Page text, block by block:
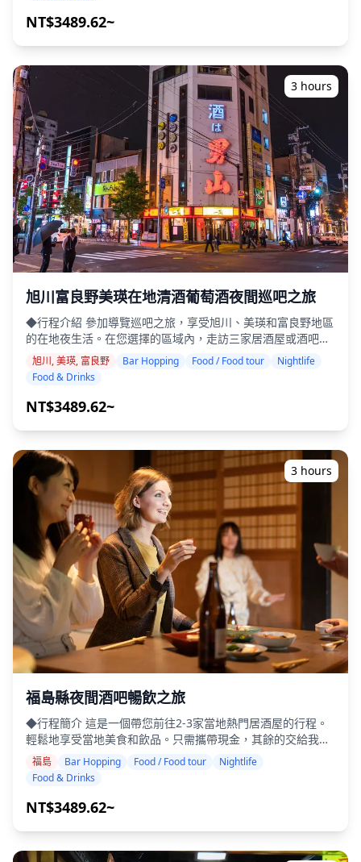
08a2f4491572.jpg?w=1200&h=800&fit=crop&q=80) ![]
5d5cfb71f209.jpg?w=1200&h=800&fit=crop&q=80) ![]
(https://assets.hldycdn.com/d4df9c69-10c0-4afc-930e-
e97301c8dbd5.jpg?w=1200&h=800&fit=crop&q=80)
也能讓您安心 ・小團體旅遊確保更個人化和真實的體驗 ◆費
與當地導遊一起參觀2-3個地方，例如美食攤、居酒屋或酒吧
◆費用不包含 ・飯店接送 ・小費 ・交通費用 ・旅遊費用中未
包含的額外飲品或餐點 ・個人開銷或購物 ◆其他資訊 ・本次
旅行的最多參加人數為8人。 ・兒童必須由成人陪同。 ・僅向
20歲及以上的參與者提供酒精飲料（日本的法定飲酒年齡）。
・請注意，餐點是在與Holiday Travel分開的廚房準備的，因
此我們無法保證無過敏餐點或滿足飲食限制。 ◆青森縣 – 美食
與夜生活 在青森市，本町區是該縣最大的夜生活中心，居酒屋
和小吃店供應扇貝、魷魚和其他海鮮，並搭配當地清酒。在弘
前，城堡小鎮的氛圍為寧靜的酒館奠定了基礎，而蘋果雞尾酒
是當地的特色菜。八戶以其“橫丁”小巷而聞名，例如長橫丁和
三六橫丁，兩旁林立著適合酒吧暢飲的小酒吧。 在津輕和下
北，當地的居酒屋突出了當地風味和熱情款待，使青森的夜生
活變得多樣化且引人入勝。 有些地方可能不會說英語，但在當
地導遊的帶領下，您可以放鬆身心並享受。在某些地區，酒吧
可能有限，因此我們將檢查是否可以進行酒吧暢飲。請隨時預
訂。
NT$3489.62~
3 hours
旭川富良野美瑛在地清酒葡萄酒夜間巡吧之旅
◆行程介紹 參加導覽巡吧之旅，享受旭川、美瑛和富良野地區
的在地夜生活。在您選擇的區域內，走訪三家居酒屋或酒吧，
品嚐使用新鮮北海道食材製作的當地特色料理，搭配富良野葡
萄酒和當地清酒。本次行程還提供獨特的機會，讓您發現大多
在旭川、美瑛和富良野地區內您選擇的地點，走訪三家居酒屋
密而真實的體驗 ・享用富良野葡萄酒、當地清酒和北海道料
理，如成吉思汗烤肉（烤羊肉） ・從導遊那裡了解當地文化和
餐飲禮儀 ・體驗當地人喜愛的熱鬧又溫馨的夜生活場所 ◆包
含項目 ・在3個地點各享用2杯飲品（總共6杯） ・晚餐：當地
料理，包括海鮮 ・與當地導遊一同走訪3個地點——從美食攤
位、居酒屋或酒吧中選擇 ◆不包含項目 ・飯店接送 ・小費 ・
交通費用 ・行程費用未包含的額外飲品或餐點 ・個人開銷或
購物 ◆其他資訊 ・本次行程的最多參加人數為8人。 ・兒童必
須由成人陪同。 ・僅向20歲及以上的參加者提供酒精飲品（日
本的合法飲酒年齡）。 ・請注意，餐點是在與Holiday Travel
分開的廚房準備的，因此我們無法保證無過敏餐點或滿足飲食
限制。 ・旭川是北海道北部地區最大的娛樂區Sanroku-gai的
所在地。擁有約1,000家店，包括小吃店、居酒屋、酒吧和拉
麵店，是北海道領先的夜生活區之一。 ・旭川以其豐盛的當地
菜餚而聞名，例如拉麵、新子燒（烤小雞）和荷爾蒙燒（烤內
臟），以及其歷史悠久的清酒品牌，如男山和國士無雙。 ・富
良野以其葡萄酒、起司和「蛋包咖哩」而聞名。該地區還因提
供當地清酒和精釀啤酒以及獨特的北海道風味美食而備受歡
迎。 ・美瑛沒有大型的夜生活區，但鎮上散佈著小型居酒屋、
小吃店和酒吧，非常適合悠閒地享受一兩個舒適的場所。 ![]
(https://assets.hldycdn.com/d6adf697-c8ad-49aa-acae-
1fd96ba4b707.webp?w=1200&h=800&fit=crop&q=80) ![]
ac41b0412816.webp?w=1200&h=800&fit=crop&q=80) ![]
130c6a84e922.jpg?w=1200&h=800&fit=crop&q=80) ![]
(https://assets.hldycdn.com/44417409-00d9-4e89-830d-
旭川, 美瑛, 富良野 Bar Hopping Food / Food tour
Nightlife
Food & Drinks
NT$3489.62~
3 hours
福島縣夜間酒吧暢飲之旅
◆行程簡介 這是一個帶您前往2-3家當地熱門居酒屋的行程。
輕鬆地享受當地美食和飲品。只需攜帶現金，其餘的交給我
們。讓我們一起分享難忘的當地體驗吧！ ・選擇您喜歡的區
域：福島縣內您想去的區域（本行程不涵蓋福島縣所有區域）
團體旅遊確保更個人化和真實的體驗 ◆費用包含 ・總共約6杯
觀2-3個地方，例如美食攤位、居酒屋或酒吧 ◆費用不包含 ・
飯店接送 ・小費 ・交通費用 ・旅遊費用不包含的額外飲品或
福島 Bar Hopping Food / Food tour
Nightlife
Food & Drinks
NT$3489.62~